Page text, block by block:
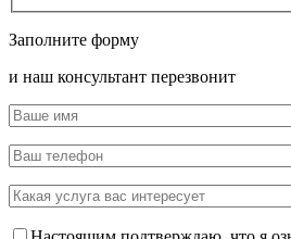
Заполните форму
и наш консультант перезвонит